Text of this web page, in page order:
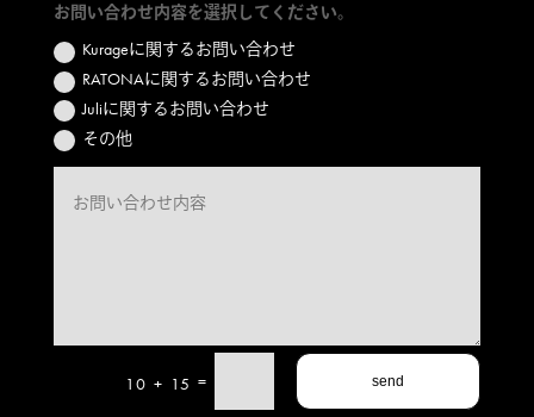
お問い合わせ内容を選択してください。
Kurageに関するお問い合わせ
RATONAに関するお問い合わせ
Juliに関するお問い合わせ
その他
10 + 15 = send